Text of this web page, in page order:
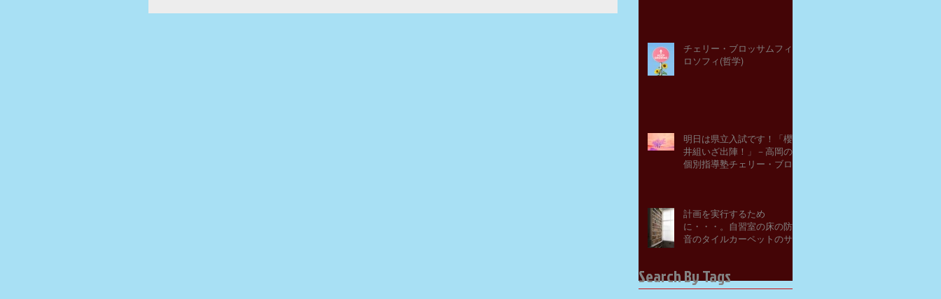
チェリー・ブロッサムフィ
ロソフィ(哲学)
明日は県立入試です！「櫻
井組いざ出陣！」－高岡の
個別指導塾チェリー・ブロ
計画を実行するため
に・・・。自習室の床の防
音のタイルカーペットのサ
塾チェリー・ブロッサム
Search By Tags